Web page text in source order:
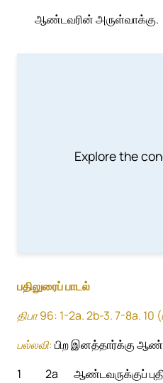
ஆண்டவரின் அருள்வாக்கு.
Explore the
பதிலுரைப் பாடல்
திபா 96: 1-2a. 2b-3. 7-8a. 10
பல்லவி:பிற இனத்தார்க்கு
1
ஆண்டவருக்குப்
2a